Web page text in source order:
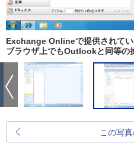
Exchange Onlineで提供されて
ブラウザ上でもOutlookと同等の
この写